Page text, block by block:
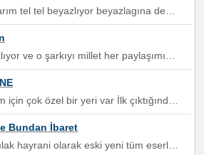
degil yanımda sen yoksun ona üzülüyorum günler bir bir geçiyor geçen günlere değil sensiz geçen günlere darılıyorum,Dinledikce asla kavusamayacagim ama asla unutamicagim sevdiğim adam için yanar içim
alıyor ki şarkıyı dinlemeden şarkıdan bikıyorsun Ama bu enteresan bir şekilde dillere dolanıyor millet olarak seviyoruz dertlerle boğuşurken bir yandan da göbek atmayi))) diyeceklerim bu kadar güzel hoş bir sayfa emeğinize sağlık arkadaşlar kolay gelsin
ve YouTube'dan aratıp Bu ilahiyi bulmuştum ve sonra müdavimi oldum günlük Ben de 3-5 kere dinleyip ezberleyip artık ilahiye bende eşlik ediyorum yüksek sesle Allah razı olsun hizmet nimettir Rabbim sizin zahmetlerinize de hayırlı nimetler versin Selam ve dua ile Allah'a emanet olun
Bundan İbaret
eserlerini keyifle huzurla dinleyenlerden birisiyim, emeğine saygı duyan gönül veren bunu en güzel şekilde sevenlerine ulaştıran siz değerli sayfa yöneticilerine de teşekkür ederim